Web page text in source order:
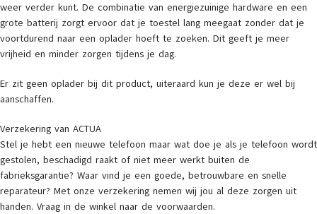
weer verder kunt. De combinatie van energiezuinige hardware en een
grote batterij zorgt ervoor dat je toestel lang meegaat zonder dat je
voortdurend naar een oplader hoeft te zoeken. Dit geeft je meer
vrijheid en minder zorgen tijdens je dag.
Er zit geen oplader bij dit product, uiteraard kun je deze er wel bij
aanschaffen.
Verzekering van ACTUA
Stel je hebt een nieuwe telefoon maar wat doe je als je telefoon wordt
gestolen, beschadigd raakt of niet meer werkt buiten de
fabrieksgarantie? Waar vind je een goede, betrouwbare en snelle
reparateur? Met onze verzekering nemen wij jou al deze zorgen uit
handen. Vraag in de winkel naar de voorwaarden.